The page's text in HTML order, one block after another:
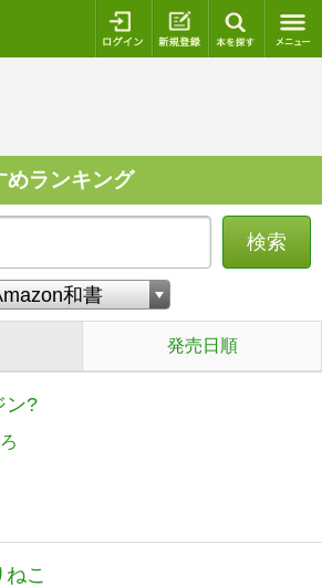
ログイン 新規登録
めランキング
検索
発売日順
ン?
こ